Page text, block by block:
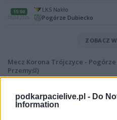
podkarpacielive.pl - Do
Information
15:00
18.04.2026
LKS Nakło
Pogórze Dubiecko
ZOBACZ
Mecz Korona Trójczyce - Pogórze
Przemyśl)
zostanie w ramach Jarosław >
Klasa A Przemyśl).